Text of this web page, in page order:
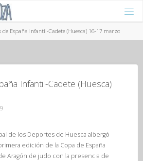
de España Infantil-Cadete (Huesca) 16-17 marzo
Infantil-Cadete (Huesca)
de los Deportes de Huesca albergó
edición de la Copa de España
Aragón de judo con la presencia de